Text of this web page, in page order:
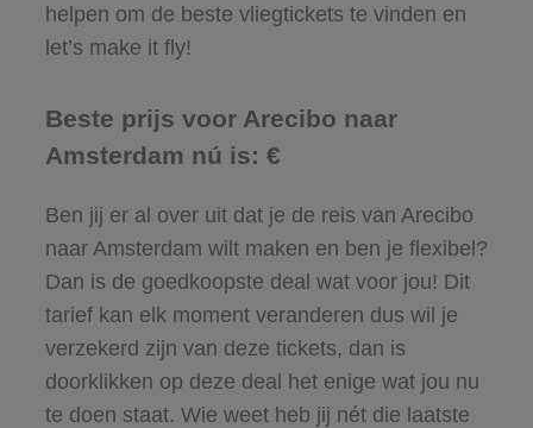
helpen om de beste vliegtickets te vinden en
let’s make it fly!
Beste prijs voor Arecibo naar
Amsterdam nú is: €
Ben jij er al over uit dat je de reis van Arecibo
naar Amsterdam wilt maken en ben je flexibel?
Dan is de goedkoopste deal wat voor jou! Dit
tarief kan elk moment veranderen dus wil je
verzekerd zijn van deze tickets, dan is
doorklikken op deze deal het enige wat jou nu
te doen staat. Wie weet heb jij nét die laatste